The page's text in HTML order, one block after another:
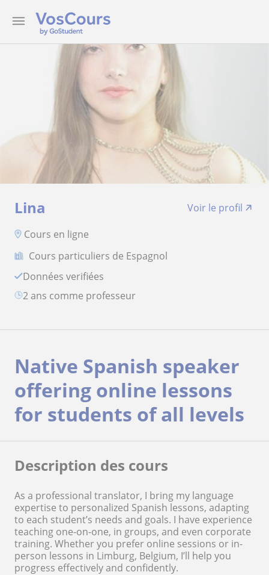
Lina
Voir le profil
Cours en ligne
Cours particuliers de Espagnol
Données verifiées
2 ans comme professeur
Native Spanish speaker
offering online lessons
for students of all levels
Description des cours
As a professional translator, I bring my language
expertise to personalized Spanish lessons, adapting
to each student’s needs and goals. I have experience
teaching one-on-one, in groups, and even corporate
training. Whether you prefer online sessions or in-
person lessons in Limburg, Belgium, I’ll help you
progress effectively and confidently.